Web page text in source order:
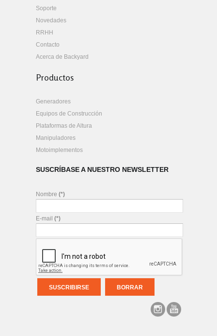
Soporte
Novedades
RRHH
Contacto
Acerca de Backyard
Productos
Generadores
Equipos de Construcción
Plataformas de Altura
Manipuladores
Motoimplementos
SUSCRÍBASE A NUESTRO NEWSLETTER
Nombre (*)
E-mail (*)
SUSCRIBIRSE BORRAR